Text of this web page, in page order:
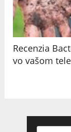
Recenzia
vo vašom